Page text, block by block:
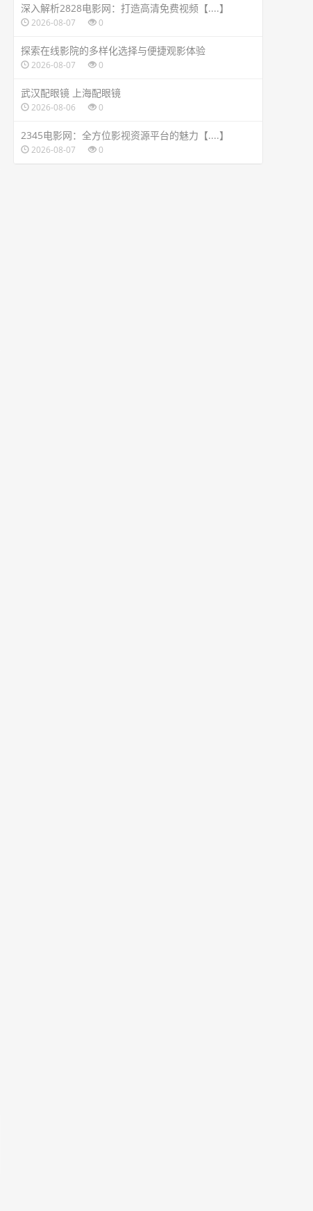
深入解析2828电影网：打造高清免费视频【....】
2026-08-07 0
探索在线影院的多样化选择与便捷观影体验
2026-08-07 0
武汉配眼镜 上海配眼镜
2026-08-06 0
2345电影网：全方位影视资源平台的魅力【....】
2026-08-07 0